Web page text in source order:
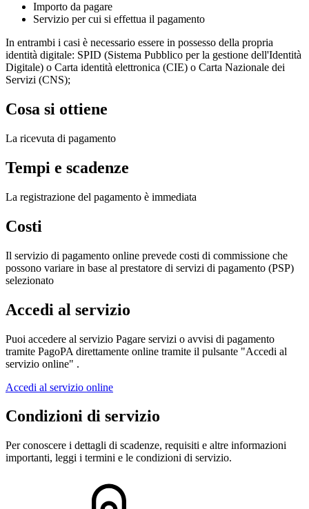
Importo da pagare
Servizio per cui si effettua il pagamento
In entrambi i casi è necessario essere in possesso della propria
identità digitale: SPID (Sistema Pubblico per la gestione dell'Identità
Digitale) o Carta identità elettronica (CIE) o Carta Nazionale dei
Servizi (CNS);
Cosa si ottiene
La ricevuta di pagamento
Tempi e scadenze
La registrazione del pagamento è immediata
Costi
Il servizio di pagamento online prevede costi di commissione che
possono variare in base al prestatore di servizi di pagamento (PSP)
selezionato
Accedi al servizio
Puoi accedere al servizio Pagare servizi o avvisi di pagamento
tramite PagoPA direttamente online tramite il pulsante "Accedi al
servizio online" .
Accedi al servizio online
Condizioni di servizio
Per conoscere i dettagli di scadenze, requisiti e altre informazioni
importanti, leggi i termini e le condizioni di servizio.